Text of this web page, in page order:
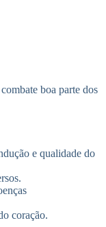
boa parte dos
e qualidade do
coração.